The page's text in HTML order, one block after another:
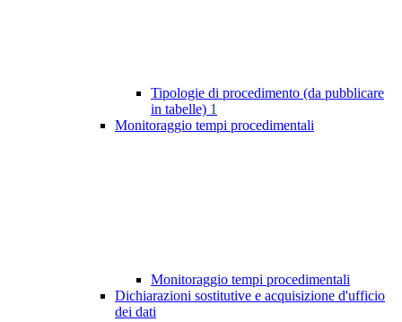
Tipologie di procedimento (da pubblicare
in tabelle) 1
Monitoraggio tempi procedimentali
Monitoraggio tempi procedimentali
Dichiarazioni sostitutive e acquisizione d'ufficio
dei dati